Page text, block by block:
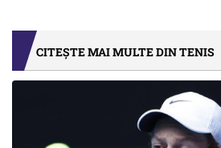
CITEȘTE MAI MULTE DIN TENIS